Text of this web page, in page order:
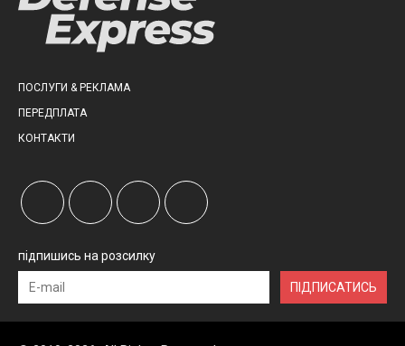
ПОСЛУГИ & РЕКЛАМА
ПЕРЕДПЛАТА
КОНТАКТИ
підпишись на розсилку
ПІДПИСАТИСЬ